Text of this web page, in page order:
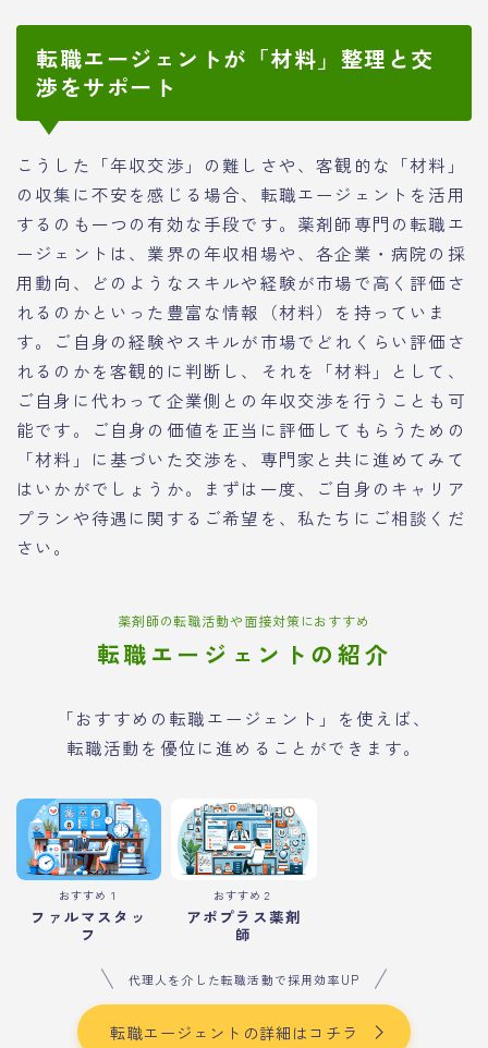
転職エージェントが「材料」整理と交
渉をサポート
こうした「年収交渉」の難しさや、客観的な「材料」
の収集に不安を感じる場合、転職エージェントを活用
するのも一つの有効な手段です。薬剤師専門の転職エ
ージェントは、業界の年収相場や、各企業・病院の採
用動向、どのようなスキルや経験が市場で高く評価さ
れるのかといった豊富な情報（材料）を持っていま
す。ご自身の経験やスキルが市場でどれくらい評価さ
れるのかを客観的に判断し、それを「材料」として、
ご自身に代わって企業側との年収交渉を行うことも可
能です。ご自身の価値を正当に評価してもらうための
「材料」に基づいた交渉を、専門家と共に進めてみて
はいかがでしょうか。まずは一度、ご自身のキャリア
プランや待遇に関するご希望を、私たちにご相談くだ
さい。
薬剤師の転職活動や面接対策におすすめ
転職エージェントの紹介
「おすすめの転職エージェント」を使えば、
転職活動を優位に進めることができます。
おすすめ１
ファルマスタッ
フ
おすすめ２
アポプラス薬剤
師
代理人を介した転職活動で採用効率UP
転職エージェントの詳細はコチラ